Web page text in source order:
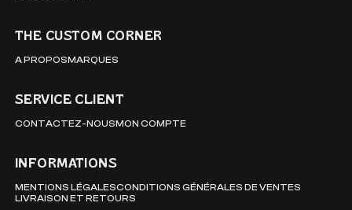
THE CUSTOM CORNER
A PROPOSMARQUES
SERVICE CLIENT
CONTACTEZ-NOUSMON COMPTE
INFORMATIONS
MENTIONS LÉGALESCONDITIONS GÉNÉRALES DE VENTES
LIVRAISON ET RETOURS